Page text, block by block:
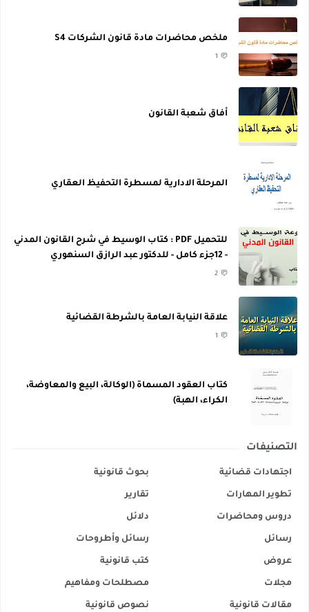
ملخص محاضرات مادة قانون الشركات S4
1
أفاق شعبة القانون
المرحلة الادارية لمسطرة التحفيظ العقاري
للتحميل PDF : كتاب الوسيط في شرح القانون المدني
- 12جزء كامل - للدكتور عبد الرازق السنهوري
2
علاقة النيابة العامة بالشرطة القضائية
1
كتاب العقود المسماة (الوكالة، البيع والمعاوضة،
الكراء، الهبة)
التصنيفات
اجتهادات قضائية بحوث قانونية
تطوير المهارات تقارير
دروس ومحاضرات دلائل
رسائل رسائل وأطروحات
عروض كتب قانونية
مجلات مصطلحات ومفاهيم
مقالات قانونية نصوص قانونية